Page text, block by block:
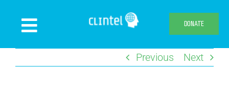
Toggle
Navigation
DONATE
Previous Next